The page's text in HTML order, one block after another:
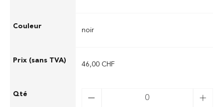
noir
46,00 CHF